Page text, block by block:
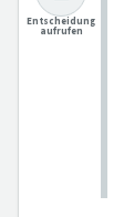
Entscheidung
aufrufen